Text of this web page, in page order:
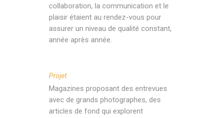
collaboration, la communication et le
plaisir étaient au rendez-vous pour
assurer un niveau de qualité constant,
année après année.
Projet
Magazines proposant des entrevues
avec de grands photographes, des
articles de fond qui explorent